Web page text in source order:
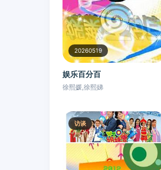
20260519
娱乐百分百
徐熙媛,徐熙娣
访谈